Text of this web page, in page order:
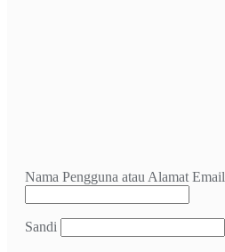
Nama Pengguna atau Alamat Email
Sandi